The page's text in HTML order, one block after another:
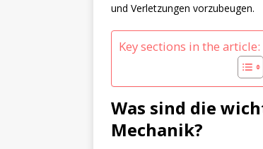
und Verletzungen vorzubeugen.
Key sections in the article:
Was sind die
Mechanik?